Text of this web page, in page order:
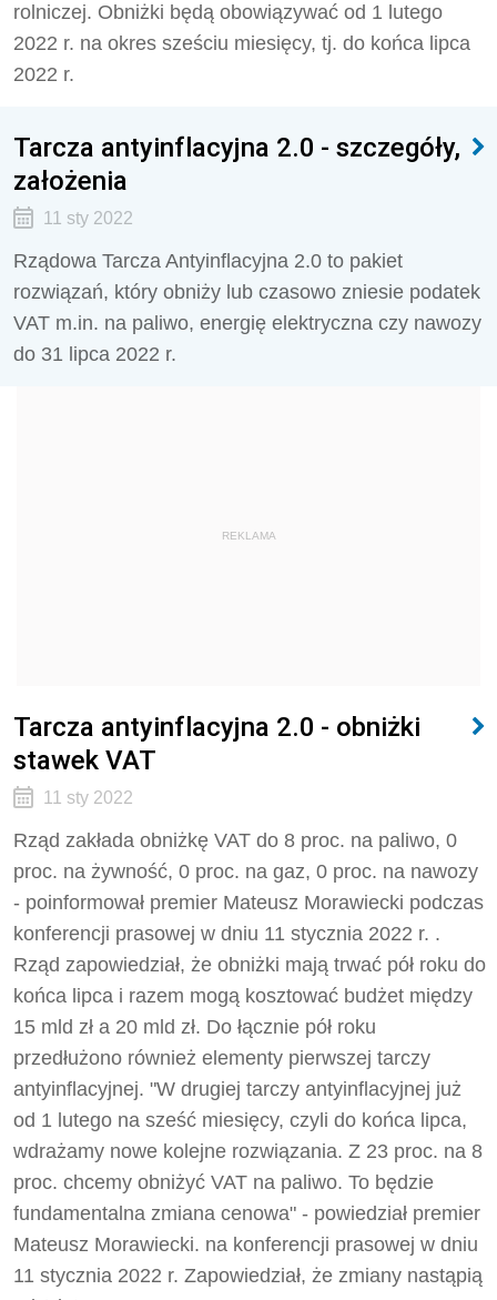
rolniczej. Obniżki będą obowiązywać od 1 lutego
2022 r. na okres sześciu miesięcy, tj. do końca lipca
2022 r.
Tarcza antyinflacyjna 2.0 - szczegóły,
założenia
11 sty 2022
Rządowa Tarcza Antyinflacyjna 2.0 to pakiet
rozwiązań, który obniży lub czasowo zniesie podatek
VAT m.in. na paliwo, energię elektryczna czy nawozy
do 31 lipca 2022 r.
REKLAMA
Tarcza antyinflacyjna 2.0 - obniżki
stawek VAT
11 sty 2022
Rząd zakłada obniżkę VAT do 8 proc. na paliwo, 0
proc. na żywność, 0 proc. na gaz, 0 proc. na nawozy
- poinformował premier Mateusz Morawiecki podczas
konferencji prasowej w dniu 11 stycznia 2022 r. .
Rząd zapowiedział, że obniżki mają trwać pół roku do
końca lipca i razem mogą kosztować budżet między
15 mld zł a 20 mld zł. Do łącznie pół roku
przedłużono również elementy pierwszej tarczy
antyinflacyjnej. "W drugiej tarczy antyinflacyjnej już
od 1 lutego na sześć miesięcy, czyli do końca lipca,
wdrażamy nowe kolejne rozwiązania. Z 23 proc. na 8
proc. chcemy obniżyć VAT na paliwo. To będzie
fundamentalna zmiana cenowa" - powiedział premier
Mateusz Morawiecki. na konferencji prasowej w dniu
11 stycznia 2022 r. Zapowiedział, że zmiany nastąpią